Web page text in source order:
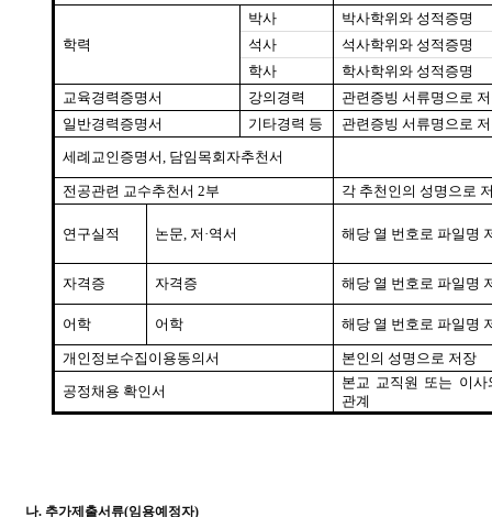
학력
박사
박사학위와 성적증명
석사
석사학위와 성적증명
학사
학사학위와 성적증명
교육경력증명서
강의경력
관련증빙 서류명으로
일반경력증명서
기타경력 등
관련증빙 서류명으로
세례교인증명서, 담임목회자추천서
전공관련 교수추천서 2부 각 추천인의 성명으로
연구실적 논문, 저 ·역서 해당 열 번호로 파일명
자격증 자격증 해당 열 번호로 파일명
어학 어학 해당 열 번호로 파일명
개인정보수집이용동의서
본인의 성명으로 저장
공정채용 확인서
본교 교직원 또는 이사
관계
나.추가제출서류(임용예정자)